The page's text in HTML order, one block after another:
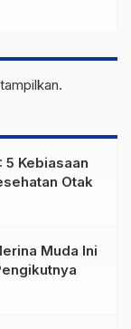
Pokemon
5 Kebiasaan
Otak
Muda Ini